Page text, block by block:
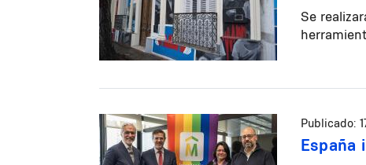
Se
Publicado:
España